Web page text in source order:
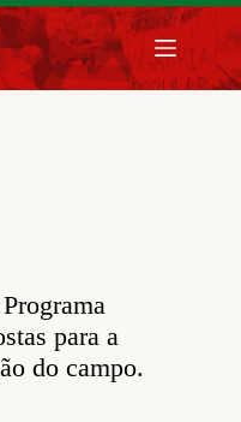
para a
do campo.